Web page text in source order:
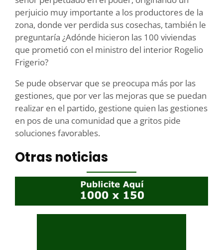
perjuicio muy importante a los productores de la
zona, donde ver perdida sus cosechas, también le
preguntaría ¿Adónde hicieron las 100 viviendas
que prometió con el ministro del interior Rogelio
Frigerio?
Se pude observar que se preocupa más por las
gestiones, que por ver las mejoras que se puedan
realizar en el partido, gestione quien las gestiones
en pos de una comunidad que a gritos pide
soluciones favorables.
Otras noticias